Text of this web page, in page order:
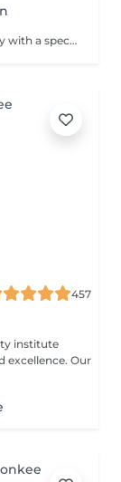
The complete removal will be carried out gently with a special nail drill bit. Included in the service : Shape and file nails.
457
institute
Our